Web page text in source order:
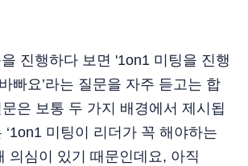
진행하다 보면 '1on1 미팅을 진행
빠요’라는 질문을 자주 듣고는 합
은 보통 두 가지 배경에서 제시됩
‘1on1 미팅이 리더가 꼭 해야하는
의심이 있기 때문인데요, 아직